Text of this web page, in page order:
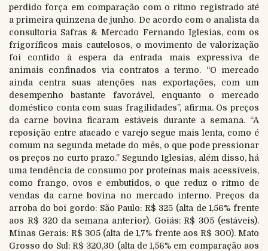
perdido força em comparação com o ritmo registrado até
a primeira quinzena de junho. De acordo com o analista da
consultoria Safras & Mercado Fernando Iglesias, com os
frigoríficos mais cautelosos, o movimento de valorização
foi contido à espera da entrada mais expressiva de
animais confinados via contratos a termo. “O mercado
ainda centra suas atenções nas exportações, com um
desempenho bastante favorável, enquanto o mercado
doméstico conta com suas fragilidades”, afirma. Os preços
da carne bovina ficaram estáveis durante a semana. “A
reposição entre atacado e varejo segue mais lenta, como é
comum na segunda metade do mês, o que pode pressionar
os preços no curto prazo.” Segundo Iglesias, além disso, há
uma tendência de consumo por proteínas mais acessíveis,
como frango, ovos e embutidos, o que reduz o ritmo de
vendas da carne bovina no mercado interno. Preços da
arroba do boi gordo: São Paulo: R$ 325 (alta de 1,56% frente
aos R$ 320 da semana anterior). Goiás: R$ 305 (estáveis).
Minas Gerais: R$ 305 (alta de 1,7% frente aos R$ 300). Mato
Grosso do Sul: R$ 320,30 (alta de 1,56% em comparação aos